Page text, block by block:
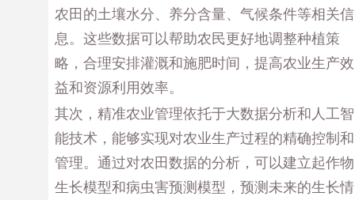
农田的土壤水分、养分含量、气候条件等相关信
息。这些数据可以帮助农民更好地调整种植策
略，合理安排灌溉和施肥时间，提高农业生产效
益和资源利用效率。
其次，精准农业管理依托于大数据分析和人工智
能技术，能够实现对农业生产过程的精确控制和
管理。通过对农田数据的分析，可以建立起作物
生长模型和病虫害预测模型，预测未来的生长情